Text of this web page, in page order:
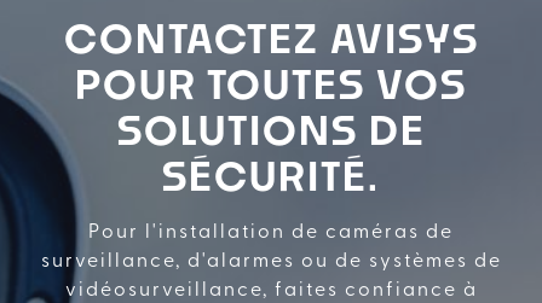
des emplacements. Pour la garantie
d’un travail soigné et d’un service de
qualité, l’idéal est de se rapprocher
intervenant dans
l'Occitanie
Prenez contact dès à présent :
CONTACTEZ AVISYS
POUR TOUTES VOS
SOLUTIONS DE
SÉCURITÉ.
Pour l'installation de caméras de
surveillance, d'alarmes ou de systèmes de
vidéosurveillance, faites confiance à